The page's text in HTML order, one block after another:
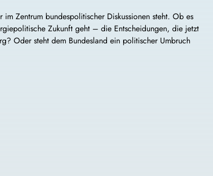
Zentrum bundespolitischer Diskussionen steht. Ob es
Zukunft geht – die Entscheidungen, die jetzt
Oder steht dem Bundesland ein politischer Umbruch